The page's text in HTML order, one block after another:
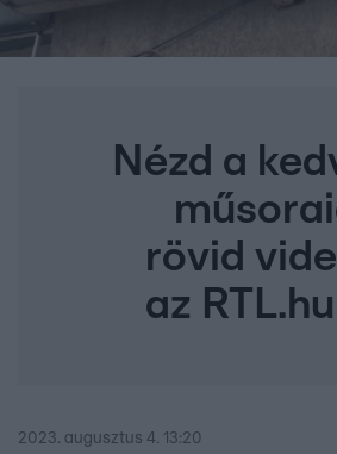
Nézd a
rövid
az
2023. augusztus 4. 13:20